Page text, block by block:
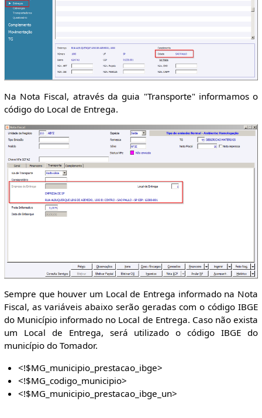
Na Nota Fiscal, através da guia "Transporte" informamos o
código do Local de Entrega.
Sempre que houver um Local de Entrega informado na Nota
Fiscal, as variáveis abaixo serão geradas com o código IBGE
do Município informado no Local de Entrega. Caso não exista
um Local de Entrega, será utilizado o código IBGE do
município do Tomador.
<!$MG_municipio_prestacao_ibge>
<!$MG_codigo_municipio>
<!$MG_municipio_prestacao_ibge_un>